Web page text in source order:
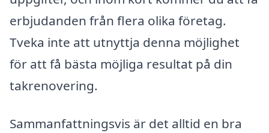
erbjudanden från flera olika företag.
Tveka inte att utnyttja denna möjlighet
för att få bästa möjliga resultat på din
takrenovering.
Sammanfattningsvis är det alltid en bra